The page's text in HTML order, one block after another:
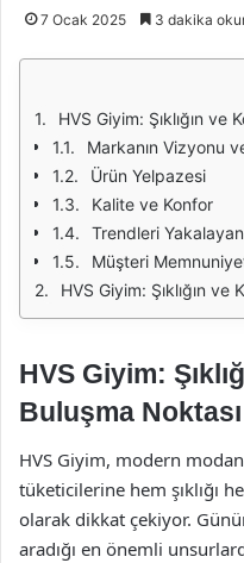
7 Ocak 2025 3 dakika
HVS Giyim: Şıklığın ve
Markanın Vizyonu
Ürün Yelpazesi
Kalite ve Konfor
Trendleri
Müşteri
HVS Giyim: Şıklığın
HVS Giyim:
Buluşma Noktası
HVS Giyim, modern
tüketicilerine hem şıklığı
olarak dikkat çekiyor.
aradığı en önemli